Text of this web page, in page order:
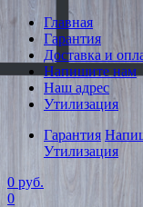
Главная
Гарантия
Доставка и
Напишите нам
Наш адрес
Утилизация
Гарантия
Утилизация
0 руб.
0